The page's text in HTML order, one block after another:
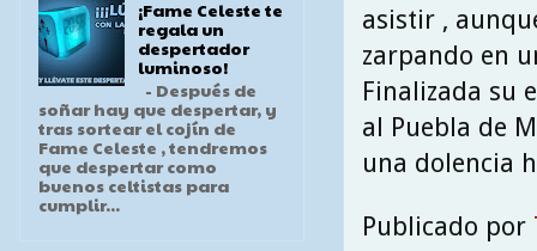
asistir ,
zarpando en
Finalizada su
al Puebla de
una dolencia
Publicado por
¡Fame Celeste te
regala un
despertador
luminoso!
- Después de
soñar hay que despertar, y
tras sortear el cojín de
Fame Celeste , tendremos
que despertar como
buenos celtistas para
cumplir...